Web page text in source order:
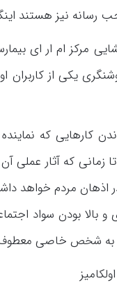
رسانه نیز هستند
مرکز ام ار ای
یکی از
کارهایی که
زمانی که آثار
در اذهان مردم
بالا بودن سواد
به شخص خاصی